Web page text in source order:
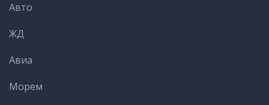
Авто
ЖД
Авиа
Морем